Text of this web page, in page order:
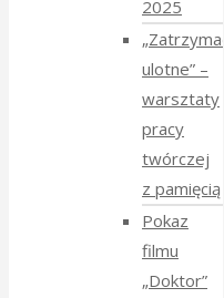
2025
„Zatrzymać
ulotne” –
warsztaty
pracy
twórczej
z pamięcią
Pokaz
filmu
„Doktor”